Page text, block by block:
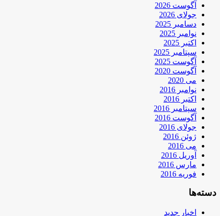
آگوست 2026
جولای 2026
دسامبر 2025
نوامبر 2025
اکتبر 2025
سپتامبر 2025
آگوست 2025
آگوست 2020
می 2020
نوامبر 2016
اکتبر 2016
سپتامبر 2016
آگوست 2016
جولای 2016
ژوئن 2016
می 2016
آوریل 2016
مارس 2016
فوریه 2016
دسته‌ها
اخبار جدید